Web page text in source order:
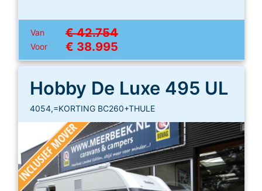
Van € 42.754
Voor € 38.995
Hobby De Luxe 495 UL
4054,=KORTING BC260+THULE